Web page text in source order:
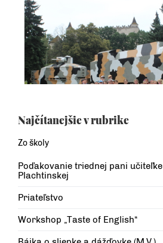
Najčítanejšie v rubrike
Zo školy
Poďakovanie triednej pani učiteľke
Plachtinskej
Priateľstvo
Workshop „Taste of English“